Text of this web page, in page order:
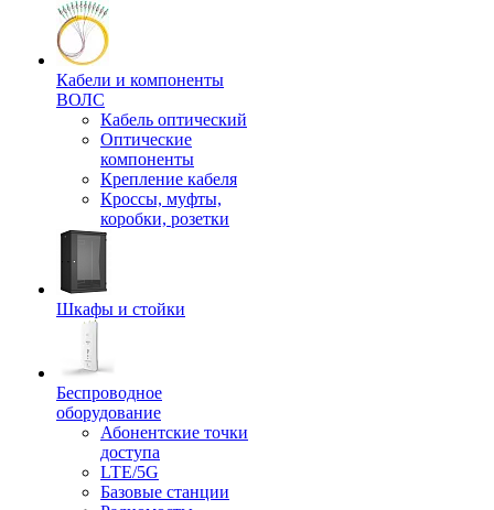
Кабели и компоненты
ВОЛС
Кабель оптический
Оптические
компоненты
Крепление кабеля
Кроссы, муфты,
коробки, розетки
Шкафы и стойки
Беспроводное
оборудование
Абонентские точки
доступа
LTE/5G
Базовые станции